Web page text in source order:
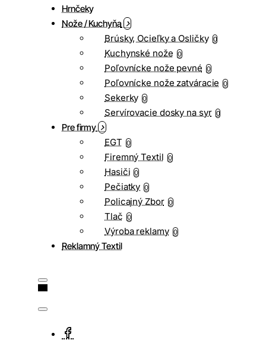
Hrnčeky
Nože / Kuchyňa
Brúsky, Ocieľky a Osličky 0
Kuchynské nože 0
Poľovnícke nože pevné 0
Poľovnícke nože zatváracie 0
Sekerky 0
Servírovacie dosky na syr 0
Pre firmy
EGT 0
Firemný Textil 0
Hasiči 0
Pečiatky 0
Policajný Zbor 0
Tlač 0
Výroba reklamy 0
Reklamný Textil